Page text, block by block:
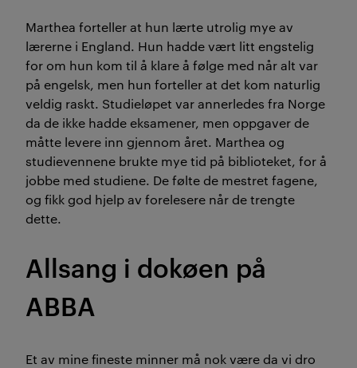
Marthea forteller at hun lærte utrolig mye av
lærerne i England. Hun hadde vært litt engstelig
for om hun kom til å klare å følge med når alt var
på engelsk, men hun forteller at det kom naturlig
veldig raskt. Studieløpet var annerledes fra Norge
da de ikke hadde eksamener, men oppgaver de
måtte levere inn gjennom året. Marthea og
studievennene brukte mye tid på biblioteket, for å
jobbe med studiene. De følte de mestret fagene,
og fikk god hjelp av forelesere når de trengte
dette.
Allsang i dokøen på
ABBA
Et av mine fineste minner må nok være da vi dro